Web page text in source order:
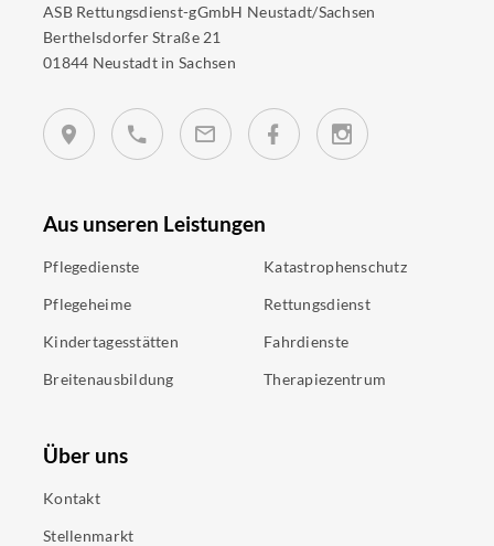
ASB Rettungsdienst-gGmbH Neustadt/Sachsen
Berthelsdorfer Straße 21
01844 Neustadt in Sachsen
Aus unseren Leistungen
Pflegedienste
Pflegeheime
Kindertagesstätten
Breitenausbildung
Katastrophenschutz
Rettungsdienst
Fahrdienste
Therapiezentrum
Über uns
Kontakt
Stellenmarkt